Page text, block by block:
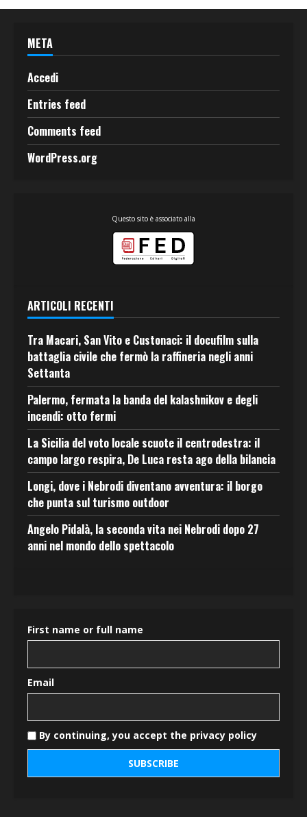
META
Accedi
Entries feed
Comments feed
WordPress.org
Questo sito è associato alla
ARTICOLI RECENTI
Tra Macari, San Vito e Custonaci: il docufilm sulla
battaglia civile che fermò la raffineria negli anni
Settanta
Palermo, fermata la banda del kalashnikov e degli
incendi: otto fermi
La Sicilia del voto locale scuote il centrodestra: il
campo largo respira, De Luca resta ago della bilancia
Longi, dove i Nebrodi diventano avventura: il borgo
che punta sul turismo outdoor
Angelo Pidalà, la seconda vita nei Nebrodi dopo 27
anni nel mondo dello spettacolo
First name or full name
Email
By continuing, you accept the privacy policy